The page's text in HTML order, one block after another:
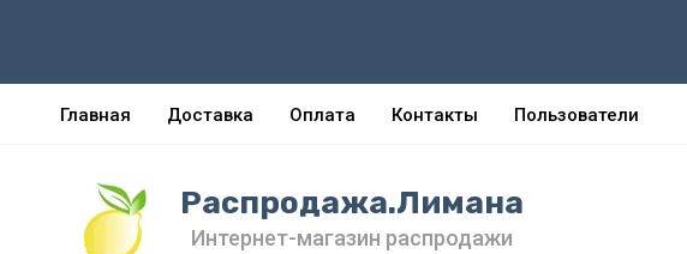
Главная Доставка Оплата Контакты Пользователи
Распродажа.Лимана
Интернет-магазин распродажи